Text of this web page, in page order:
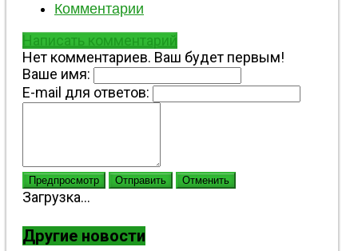
Комментарии
Написать комментарий
Нет комментариев. Ваш будет первым!
Ваше имя:
E-mail для ответов:
Предпросмотр Отправить Отменить
Загрузка...
Другие новости